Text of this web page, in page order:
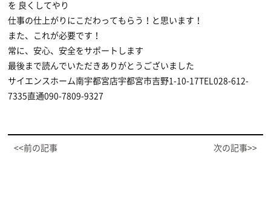
を 良くしてやり
仕事の仕上がりにこだわってもらう！と思います！
また、これが必要です！
常に、安心、安全をサポートします
最後まで読んでいただきありがとうございました
サイエンスホーム南宇都宮店宇都宮市吉野1-10-17TEL028-612-
7335直通090-7809-9327
<<前の記事 次の記事>>